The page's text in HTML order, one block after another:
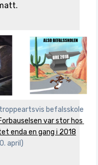
befalsskole
var stor hos
enda en gang i 2018
april)